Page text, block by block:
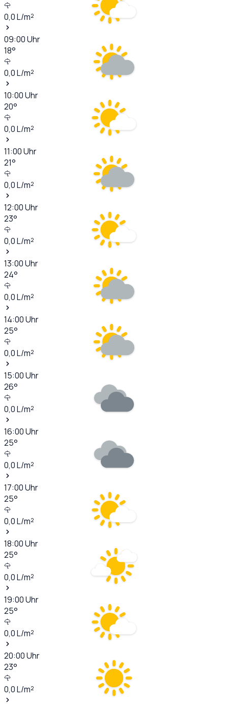
0,0L/m²
09:00Uhr
18°
0,0L/m²
10:00Uhr
20°
0,0L/m²
11:00Uhr
21°
0,0L/m²
12:00Uhr
23°
0,0L/m²
13:00Uhr
24°
0,0L/m²
14:00Uhr
25°
0,0L/m²
15:00Uhr
26°
0,0L/m²
16:00Uhr
25°
0,0L/m²
17:00Uhr
25°
0,0L/m²
18:00Uhr
25°
0,0L/m²
19:00Uhr
25°
0,0L/m²
20:00Uhr
23°
0,0L/m²